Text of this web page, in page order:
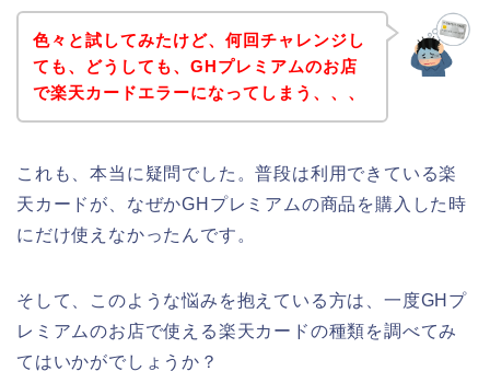
色々と試してみたけど、何回チャレンジし
ても、どうしても、GHプレミアムのお店
で楽天カードエラーになってしまう、、、
これも、本当に疑問でした。普段は利用できている楽
天カードが、なぜかGHプレミアムの商品を購入した時
にだけ使えなかったんです。
そして、このような悩みを抱えている方は、一度GHプ
レミアムのお店で使える楽天カードの種類を調べてみ
てはいかがでしょうか？